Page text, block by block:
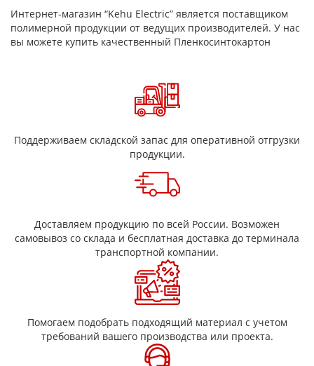
Сохраняет свойства в условиях повышенной
влажности
Сферы применения
Прокладки в высоковольтном оборудовании.
Защитные экраны в электронике.
Упаковка чувствительных электронных компонентов.
Пленкосинтокартон сочетает преимущества синтокартона
(высокая электроизоляция) и полимерных пленок (гибкость,
электротехнике и энергетике.
Интернет-магазин “Kehu Electric” является поставщиком
полимерной продукции от ведущих производителей. У нас
вы можете купить качественный Пленкосинтокартон
Поддерживаем складской запас для оперативной отгрузки
продукции.
Доставляем продукцию по всей России. Возможен
самовывоз со склада и бесплатная доставка до терминала
транспортной компании.
Помогаем подобрать подходящий материал с учетом
требований вашего производства или проекта.